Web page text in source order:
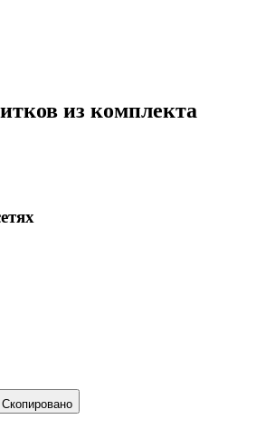
из комплекта
Скопировано